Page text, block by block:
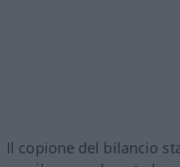
Il copione del bilancio